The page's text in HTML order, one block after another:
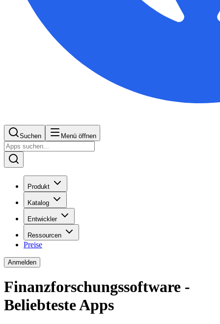
Suchen Menü öffnen
Produkt
Katalog
Entwickler
Ressourcen
Preise
Anmelden
Finanzforschungssoftware -
Beliebteste Apps